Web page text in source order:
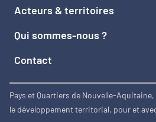
Acteurs & territoires
Qui sommes-nous ?
Contact
Pays et Quartiers de Nouvelle-
le développement territorial, pour et